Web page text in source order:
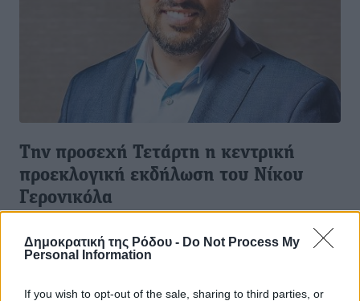
Δημοκρατική της Ρόδου - Do Not Process My
Personal Information
If you wish to opt-out of the sale, sharing to third parties, or
Την προσεχή Τετάρτη η κεντρική
προεκλογική εκδήλωση του Νίκου
Γερονικόλα
Την προσεχή Τετάρτη, 04 Οκτωβρίου 2023, ώρα 19.00’,
στην κύρια αίθουσα συνεδρίων του ξενοδοχείου
“Sheraton” στην Ιξιά, θα πραγματοποιηθεί η κεντρική